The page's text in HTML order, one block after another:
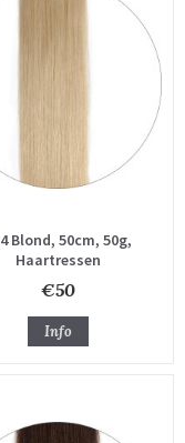
Blond, 50cm, 50g,
Haartressen
€50
Info